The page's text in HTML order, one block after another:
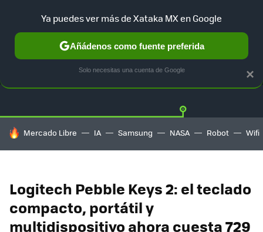
GUÍA DE COMPRAS MERCADO LIBRE
HOY SE HABLA DE
Mercado Libre IA Samsung NASA Robot Wifi
Logitech Pebble Keys 2: el teclado
compacto, portátil y
multidispositivo ahora cuesta 729
×
Ya puedes ver más de Xataka MX en Google
Añádenos como fuente preferida
Solo necesitas una cuenta de Google